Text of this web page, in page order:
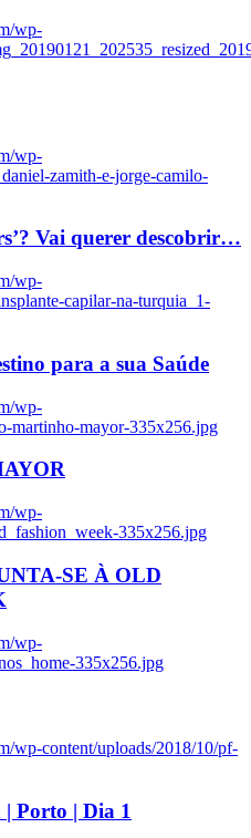
wp-
wp-
zamith-e-jorge-camilo-
Vai querer descobrir…
wp-
capilar-na-turquia_1-
para a sua Saúde
wp-
martinho-mayor-335x256.jpg
wp-
335x256.jpg
SE À OLD
wp-
335x256.jpg
wp-content/uploads/2018/10/pf-
Porto | Dia 1